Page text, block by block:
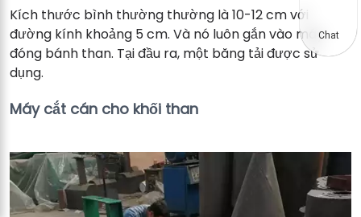
Kích thước bình thường thường là 10-12 cm với
đường kính khoảng 5 cm. Và nó luôn gắn vào máy
đóng bánh than. Tại đầu ra, một băng tải được sử
dụng.
Máy cắt cán cho khối than
Chat